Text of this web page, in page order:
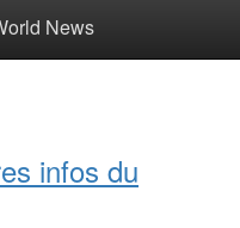
News
infos du